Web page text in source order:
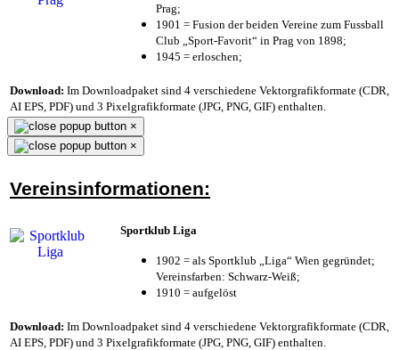
Prag;
1901 = Fusion der beiden Vereine zum Fussball
Club „Sport-Favorit“ in Prag von 1898;
1945 = erloschen;
Download: Im Downloadpaket sind 4 verschiedene Vektorgrafikformate (CDR,
AI EPS, PDF) und 3 Pixelgrafikformate (JPG, PNG, GIF) enthalten.
×
×
Vereinsinformationen:
Sportklub Liga
1902 = als Sportklub „Liga“ Wien gegründet;
Vereinsfarben: Schwarz-Weiß;
1910 = aufgelöst
Download: Im Downloadpaket sind 4 verschiedene Vektorgrafikformate (CDR,
AI EPS, PDF) und 3 Pixelgrafikformate (JPG, PNG, GIF) enthalten.